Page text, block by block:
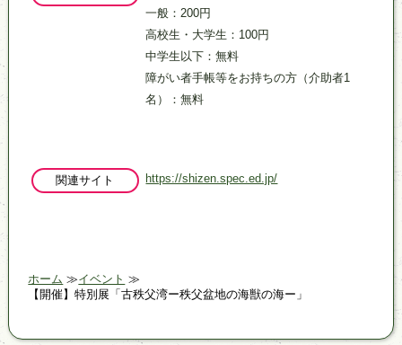
一般：200円
高校生・大学生：100円
中学生以下：無料
障がい者手帳等をお持ちの方（介助者1
名）：無料
関連サイト https://shizen.spec.ed.jp/
ホーム
イベント
【開催】特別展「古秩父湾ー秩父盆地の海獣の海ー」